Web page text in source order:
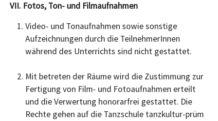
VII. Fotos, Ton- und Filmaufnahmen
Video- und Tonaufnahmen sowie sonstige
Aufzeichnungen durch die TeilnehmerInnen
während des Unterrichts sind nicht gestattet.
Mit betreten der Räume wird die Zustimmung zur
Fertigung von Film- und Fotoaufnahmen erteilt
und die Verwertung honorarfrei gestattet. Die
Rechte gehen auf die Tanzschule tanzkultur-prüm